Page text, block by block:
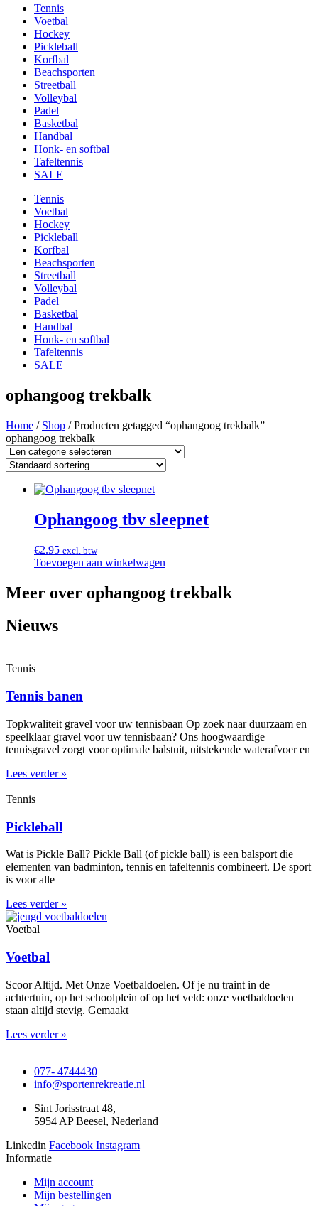
Tennis
Voetbal
Hockey
Pickleball
Korfbal
Beachsporten
Streetball
Volleybal
Padel
Basketbal
Handbal
Honk- en softbal
Tafeltennis
SALE
Tennis
Voetbal
Hockey
Pickleball
Korfbal
Beachsporten
Streetball
Volleybal
Padel
Basketbal
Handbal
Honk- en softbal
Tafeltennis
SALE
ophangoog trekbalk
Home / Shop / Producten getagged “ophangoog trekbalk”
ophangoog trekbalk
Ophangoog tbv sleepnet
€2.95 excl. btw
Toevoegen aan winkelwagen
Meer over ophangoog trekbalk
Nieuws
Tennis
Tennis banen
Topkwaliteit gravel voor uw tennisbaan Op zoek naar duurzaam en
speelklaar gravel voor uw tennisbaan? Ons hoogwaardige
tennisgravel zorgt voor optimale balstuit, uitstekende waterafvoer en
Lees verder »
Tennis
Pickleball
Wat is Pickle Ball? Pickle Ball (of pickle ball) is een balsport die
elementen van badminton, tennis en tafeltennis combineert. De sport
is voor alle
Lees verder »
Voetbal
Voetbal
Scoor Altijd. Met Onze Voetbaldoelen. Of je nu traint in de
achtertuin, op het schoolplein of op het veld: onze voetbaldoelen
staan altijd stevig. Gemaakt
Lees verder »
077- 4744430
info@sportenrekreatie.nl
Sint Jorisstraat 48,
5954 AP Beesel, Nederland
Linkedin Facebook Instagram
Informatie
Mijn account
Mijn bestellingen